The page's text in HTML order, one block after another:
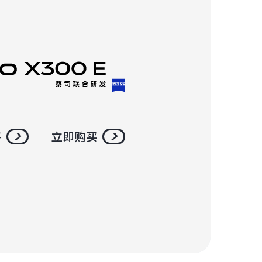
立即购买